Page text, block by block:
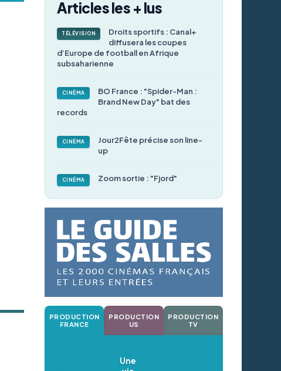
Articles les + lus
TÉLÉVISION
Droits sportifs : Canal+
diffusera les coupes
d’Europe de football en Afrique
subsaharienne
CINÉMA
BO France : "Spider-Man :
Brand New Day" bat des
records
CINÉMA
Jour2Fête précise son line-
up
CINÉMA Zoom sortie : "Fjord"
PRODUCTION
FRANCE
PRODUCTION
US
PRODUCTION
TV